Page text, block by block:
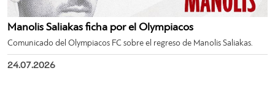
Manolis Saliakas ficha por el Olympiacos
Comunicado del Olympiacos FC sobre el regreso de Manolis Saliakas.
24.07.2026